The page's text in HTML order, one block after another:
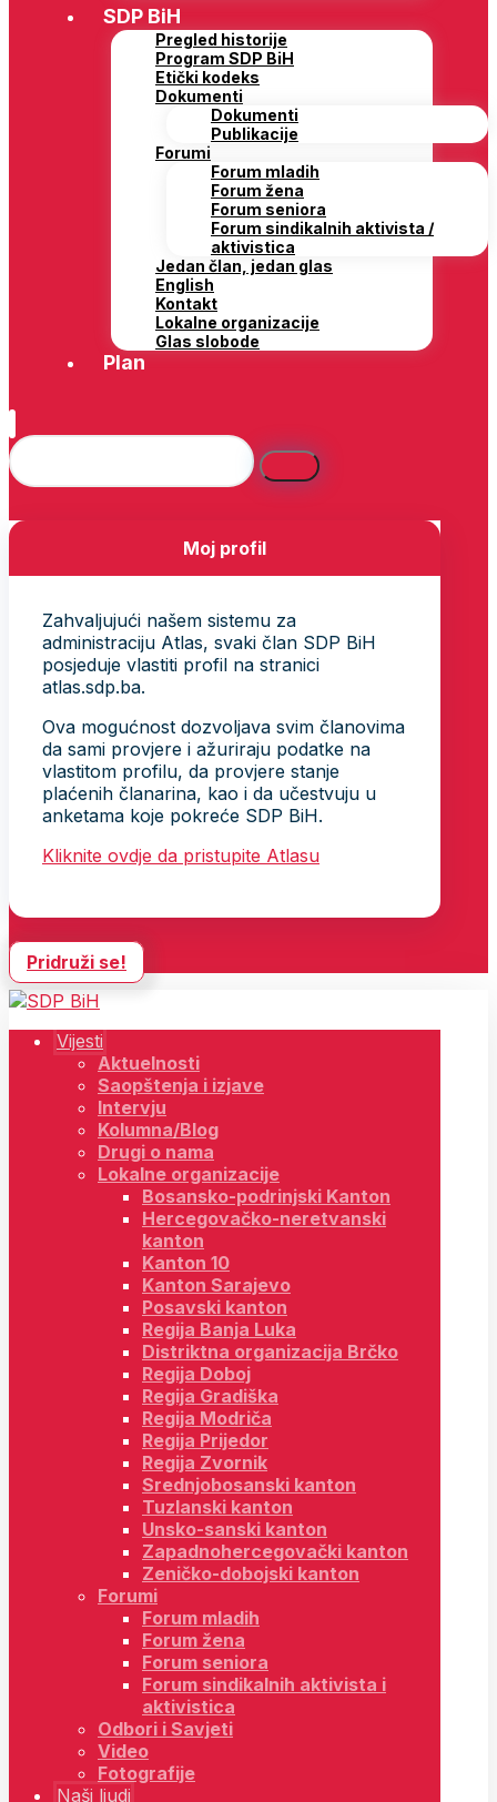
SDP BiH
Pregled historije
Program SDP BiH
Etički kodeks
Dokumenti
Dokumenti
Publikacije
Forumi
Forum mladih
Forum žena
Forum seniora
Forum sindikalnih aktivista /
aktivistica
Jedan član, jedan glas
English
Kontakt
Lokalne organizacije
Glas slobode
Plan
Moj profil
Zahvaljujući našem sistemu za
administraciju Atlas, svaki član SDP BiH
posjeduje vlastiti profil na stranici
atlas.sdp.ba.
Ova mogućnost dozvoljava svim članovima
da sami provjere i ažuriraju podatke na
vlastitom profilu, da provjere stanje
plaćenih članarina, kao i da učestvuju u
anketama koje pokreće SDP BiH.
Kliknite ovdje da pristupite Atlasu
Pridruži se!
Vijesti
Aktuelnosti
Saopštenja i izjave
Intervju
Kolumna/Blog
Drugi o nama
Lokalne organizacije
Bosansko-podrinjski Kanton
Hercegovačko-neretvanski
kanton
Kanton 10
Kanton Sarajevo
Posavski kanton
Regija Banja Luka
Distriktna organizacija Brčko
Regija Doboj
Regija Gradiška
Regija Modriča
Regija Prijedor
Regija Zvornik
Srednjobosanski kanton
Tuzlanski kanton
Unsko-sanski kanton
Zapadnohercegovački kanton
Zeničko-dobojski kanton
Forumi
Forum mladih
Forum žena
Forum seniora
Forum sindikalnih aktivista i
aktivistica
Odbori i Savjeti
Video
Fotografije
Naši ljudi